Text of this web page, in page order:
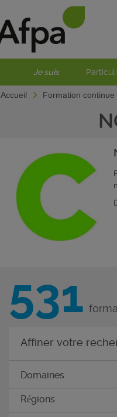
Je suis
Accueil Formation continue
531
Affiner votre
Domaines
Régions